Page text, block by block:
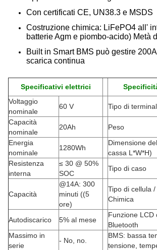
Con certificati CE, UN38.3 e MSDS
Costruzione chimica: LiFePO4 all'
batterie Agm e piombo-acido) Metà
Built in Smart BMS può gestire
scarica continua
Specificativi elettrici
Voltaggio
nominale
60 V Tipo di
Capacità
nominale
20Ah Peso
Energia
nominale
1280Wh
Dimensione
cassa L*W*H)
Resistenza
interna
≤ 30 @ 50%
SOC
Tipo di caso
Capacità
@14A: 300
minuti ((5
ore)
Tipo di cellula /
Chimica
Autodiscarico 5% al mese
Funzione LCD
Bluetooth
Massimo in
serie
- No, no.
BMS: bassa
tensione,